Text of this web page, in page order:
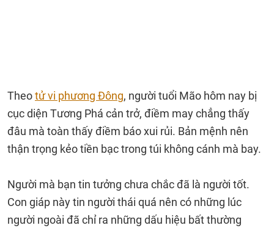
Theotử vi phương Đông, người tuổi Mão hôm nay bị
cục diện Tương Phá cản trở, điềm may chẳng thấy
đâu mà toàn thấy điềm báo xui rủi. Bản mệnh nên
thận trọng kẻo tiền bạc trong túi không cánh mà bay.
Người mà bạn tin tưởng chưa chắc đã là người tốt.
Con giáp này tin người thái quá nên có những lúc
người ngoài đã chỉ ra những dấu hiệu bất thường